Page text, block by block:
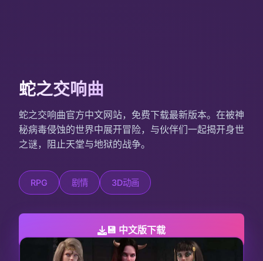
蛇之交响曲
蛇之交响曲官方中文网站，免费下载最新版本。在被神
秘病毒侵蚀的世界中展开冒险，与伙伴们一起揭开身世
之谜，阻止天堂与地狱的战争。
RPG 剧情 3D动画
💾 中文版下载